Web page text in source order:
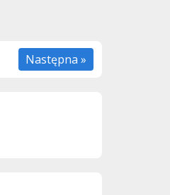
Następna »